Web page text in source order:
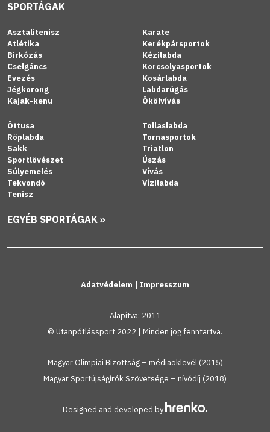
SPORTÁGAK
Asztalitenisz
Atlétika
Birkózás
Cselgáncs
Evezés
Jégkorong
Kajak-kenu
Karate
Kerékpársportok
Kézilabda
Korcsolyasportok
Kosárlabda
Labdarúgás
Ökölvívás
Öttusa
Röplabda
Sakk
Sportlövészet
Súlyemelés
Tekvondó
Tenisz
Tollaslabda
Tornasportok
Triatlon
Úszás
Vívás
Vízilabda
EGYÉB SPORTÁGAK »
Adatvédelem | Impresszum
Alapítva: 2011
© Utanpótlássport 2022 | Minden jog fenntartva.
Magyar Olimpiai Bizottság – médiaoklevél (2015)
Magyar Sportújságírók Szövetsége – nívódíj (2018)
Designed and developed by